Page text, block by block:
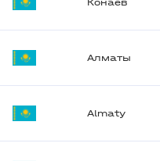
Конаев
Алматы
Almaty